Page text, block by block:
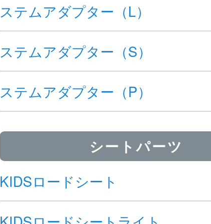
ステムアダプター（L）
ステムアダプター（S）
ステムアダプター（P）
シートパーツ
KIDSロードシート